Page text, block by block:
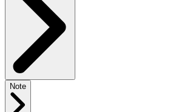
Note